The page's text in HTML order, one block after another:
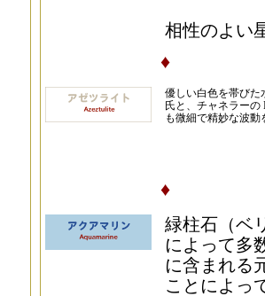
相性のよい
♦
優しい白色を帯びた
氏と、チャネラーの
も微細で精妙な波
♦
緑柱石（ベ
によって多
に含まれる
ことによっ